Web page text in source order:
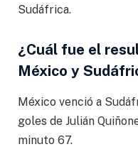
Sudáfrica.
¿Cuál fue el
México y
México venció a
goles de Julián
minuto 67.